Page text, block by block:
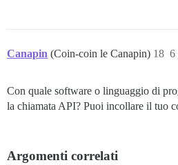
Canapin (Coin-coin le Canapin) 6
18
Con quale software o linguaggio di
la chiamata API? Puoi incollare il tuo
Argomenti correlati